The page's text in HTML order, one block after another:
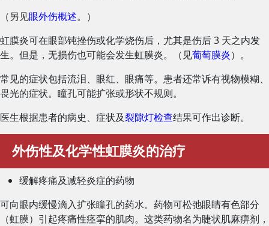
（另见眼外伤概述。）
虹膜炎可在眼部钝挫伤或化学烧伤后，尤其是伤后 3 天之内发
生。但是，无损伤也可能会发生虹膜炎。（见葡萄膜炎）。
常见的症状包括流泪、眼红、眼痛等。患者还常诉有视物模糊、
畏光的症状。瞳孔可能扩张或形状不规则。
医生根据患者的病史、症状及裂隙灯检查结果可作出诊断。
外伤性及化学性虹膜炎的治疗
缓解疼痛及减轻炎症的药物
可向眼内缓慢滴入扩张瞳孔的药水。药物可松弛眼睛有色部分
（虹膜）引起疼痛性痉挛的肌肉。这类药物名为睫状肌麻痹剂，